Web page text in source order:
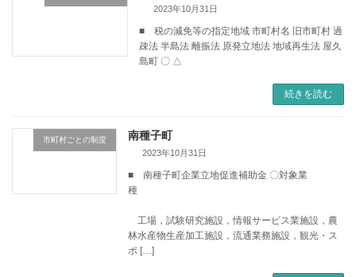
2023年10月31日
■ 税の減免等の指定地域 市町村名 旧市町村 過
疎法 半島法 離振法 原発立地法 地域再生法 屋久
島町 〇 △
続きを読む
市町村ごとの制度 南種子町
2023年10月31日
■ 南種子町企業立地促進補助金 〇対象業
種
工場，試験研究施設，情報サービス業施設，農
林水産物生産加工施設，流通業務施設，観光・ス
ポ […]